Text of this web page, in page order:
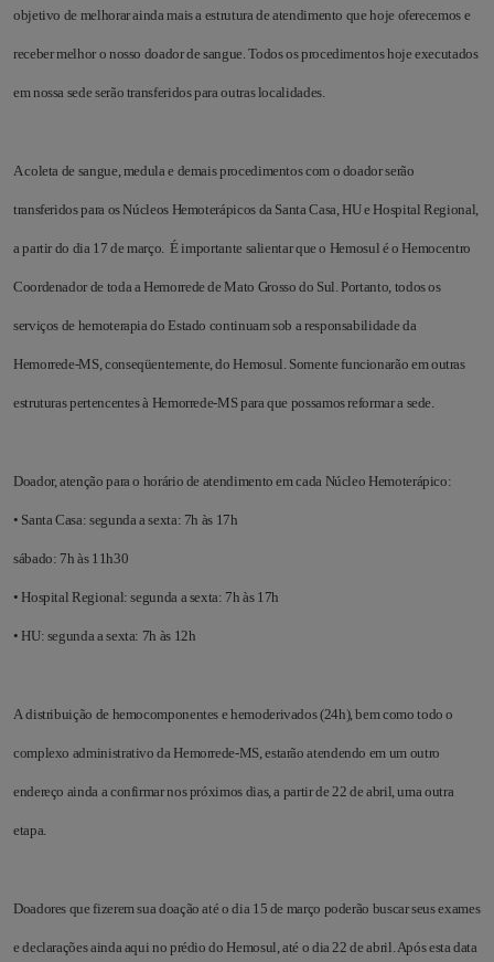
objetivo de melhorar ainda mais a estrutura de atendimento que hoje oferecemos e
receber melhor o nosso doador de sangue. Todos os procedimentos hoje executados
em nossa sede serão transferidos para outras localidades.
A coleta de sangue, medula e demais procedimentos com o doador serão
transferidos para os Núcleos Hemoterápicos da Santa Casa, HU e Hospital Regional,
a partir do dia 17 de março. É importante salientar que o Hemosul é o Hemocentro
Coordenador de toda a Hemorrede de Mato Grosso do Sul. Portanto, todos os
serviços de hemoterapia do Estado continuam sob a responsabilidade da
Hemorrede-MS, conseqüentemente, do Hemosul. Somente funcionarão em outras
estruturas pertencentes à Hemorrede-MS para que possamos reformar a sede.
Doador, atenção para o horário de atendimento em cada Núcleo Hemoterápico:
• Santa Casa: segunda a sexta: 7h às 17h
sábado: 7h às 11h30
• Hospital Regional: segunda a sexta: 7h às 17h
• HU: segunda a sexta: 7h às 12h
A distribuição de hemocomponentes e hemoderivados (24h), bem como todo o
complexo administrativo da Hemorrede-MS, estarão atendendo em um outro
endereço ainda a confirmar nos próximos dias, a partir de 22 de abril, uma outra
etapa.
Doadores que fizerem sua doação até o dia 15 de março poderão buscar seus exames
e declarações ainda aqui no prédio do Hemosul, até o dia 22 de abril. Após esta data